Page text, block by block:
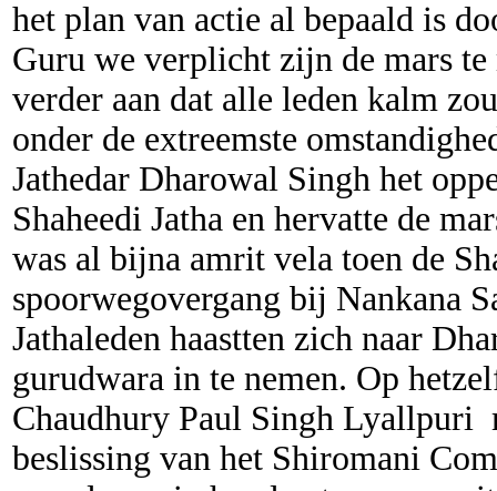
het plan van actie al bepaald is
Guru we verplicht zijn de mars
verder aan dat alle leden kalm
onder de extreemste
Jathedar Dharowal Singh het
Shaheedi Jatha en hervatte de
was al bijna amrit vela toen de
spoorwegovergang bij Nankana
Jathaleden haastten zich naar
gurudwara in te nemen. Op
Chaudhury Paul Singh Lyallpuri
beslissing van het Shiromani